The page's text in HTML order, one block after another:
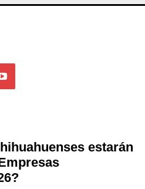
estarán